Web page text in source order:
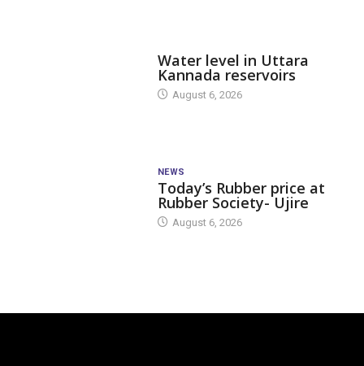
Water level in Uttara
Kannada reservoirs
August 6, 2026
NEWS
Today’s Rubber price at
Rubber Society- Ujire
August 6, 2026